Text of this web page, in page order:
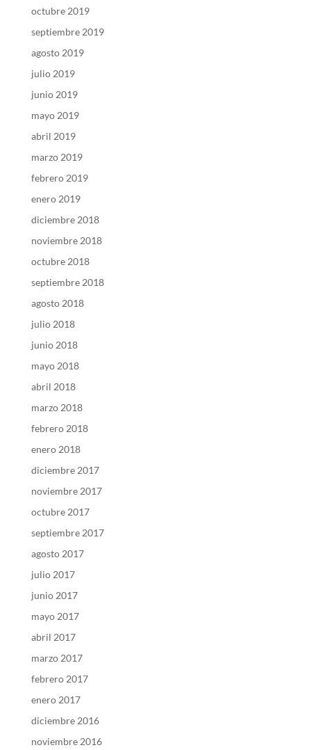
octubre 2019
septiembre 2019
agosto 2019
julio 2019
junio 2019
mayo 2019
abril 2019
marzo 2019
febrero 2019
enero 2019
diciembre 2018
noviembre 2018
octubre 2018
septiembre 2018
agosto 2018
julio 2018
junio 2018
mayo 2018
abril 2018
marzo 2018
febrero 2018
enero 2018
diciembre 2017
noviembre 2017
octubre 2017
septiembre 2017
agosto 2017
julio 2017
junio 2017
mayo 2017
abril 2017
marzo 2017
febrero 2017
enero 2017
diciembre 2016
noviembre 2016